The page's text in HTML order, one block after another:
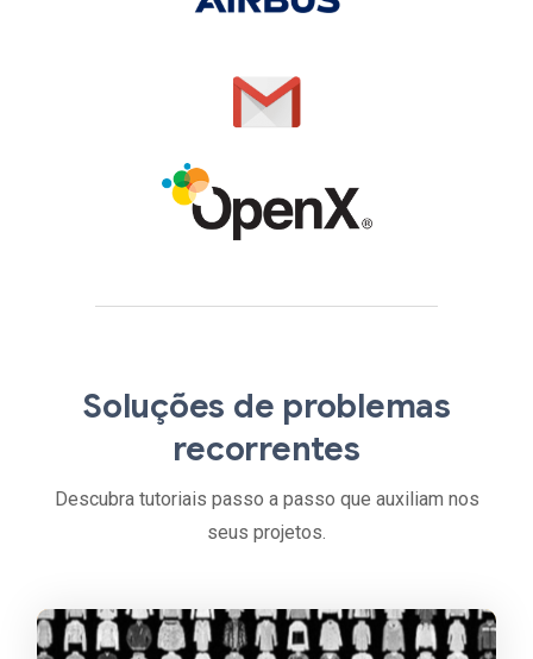
Soluções de problemas
recorrentes
Descubra tutoriais passo a passo que auxiliam nos
seus projetos.